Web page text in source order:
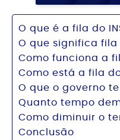
O que é a fila do
O que significa fila
Como funciona a
Como está a fila
O que o governo
Quanto tempo
Como diminuir o
Conclusão